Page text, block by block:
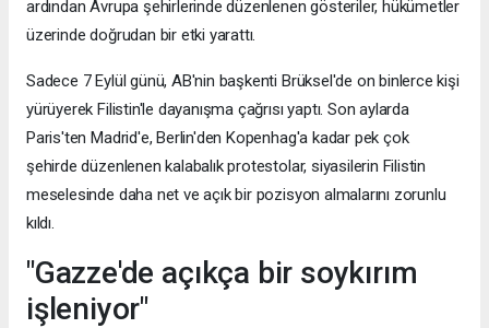
ardından Avrupa şehirlerinde düzenlenen gösteriler, hükümetler
üzerinde doğrudan bir etki yarattı.
Sadece 7 Eylül günü, AB'nin başkenti Brüksel'de on binlerce kişi
yürüyerek Filistin'le dayanışma çağrısı yaptı. Son aylarda
Paris'ten Madrid'e, Berlin'den Kopenhag'a kadar pek çok
şehirde düzenlenen kalabalık protestolar, siyasilerin Filistin
meselesinde daha net ve açık bir pozisyon almalarını zorunlu
kıldı.
"Gazze'de açıkça bir soykırım
işleniyor"